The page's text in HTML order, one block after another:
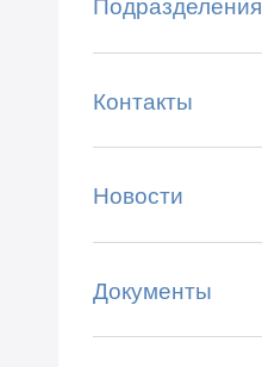
Подразделения
Контакты
Новости
Документы